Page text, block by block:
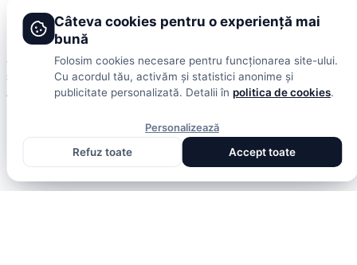
Publicitate
Termeni și condiții
© 2026 DolceSport. Toate drepturile rezervate. Scoruri, clasamente
și analize din toate competițiile
Fotbal intern Fotbal extern Scoruri live
Câteva cookies pentru o experiență mai
bună
Folosim cookies necesare pentru funcționarea site-ului.
Cu acordul tău, activăm și statistici anonime și
publicitate personalizată. Detalii în politica de cookies.
Personalizează
Refuz toate
Accept toate